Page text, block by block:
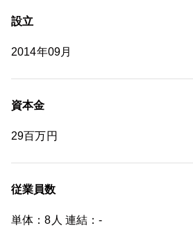
設立
2014年09月
資本金
29百万円
従業員数
単体：8人 連結：-